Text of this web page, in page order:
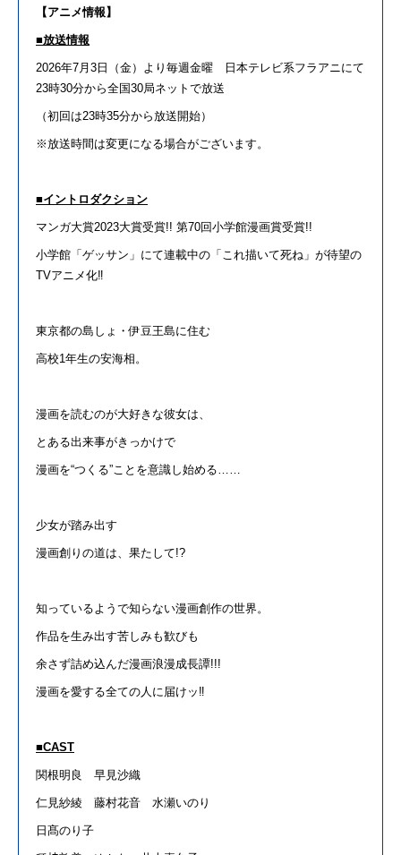
【アニメ情報】
■放送情報
2026年7 月 3 日（金）より毎週金曜 日本テレビ系フラアニ にて
23時30分から全国30局ネットで放送
（初回は23時35分から放送開始）
※放送時間は変更になる場合が ございます。
■イントロダクション
マンガ大賞2023大賞受賞!! 第70回小学館漫画賞受賞!!
小学館「ゲッサン」 にて連載中の「 これ描いて死ね 」 が待望の
TVアニメ化‼︎
東京都の島しょ・伊豆王島に住む
高校1 年生の安海相。
漫画を読むのが大好きな彼女は、
とある出来事がきっかけで
漫画を“つくる” ことを意識し始める
少女が踏み出す
漫画創りの道は、果たして!?
知っているようで知らない漫画創作の世界。
作品を生み出す苦しみも歓びも
余さず詰め込んだ漫画浪漫成長譚!!!
漫画を愛する全ての人 に 届けッ ‼︎
■CAST
関根明良 早見沙織
仁見紗綾 藤村花音 水瀬いのり
日髙のり子